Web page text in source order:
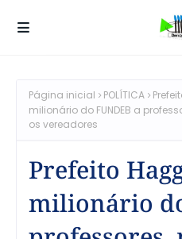
Página inicial POLÍTICA
milionário do FUNDEB a
os vereadores
Prefeito
milionário